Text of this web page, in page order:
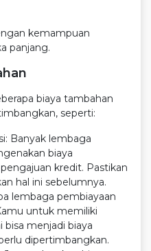
kemampuan
panjang.
biaya tambahan
seperti:
Banyak lembaga
biaya
kredit. Pastikan
hal ini sebelumnya.
lembaga pembiayaan
untuk memiliki
bisa menjadi biaya
dipertimbangkan.